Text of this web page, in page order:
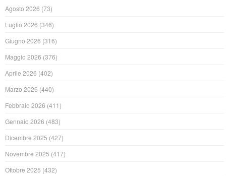
Agosto 2026 (73)
Luglio 2026 (346)
Giugno 2026 (316)
Maggio 2026 (376)
Aprile 2026 (402)
Marzo 2026 (440)
Febbraio 2026 (411)
Gennaio 2026 (483)
Dicembre 2025 (427)
Novembre 2025 (417)
Ottobre 2025 (432)